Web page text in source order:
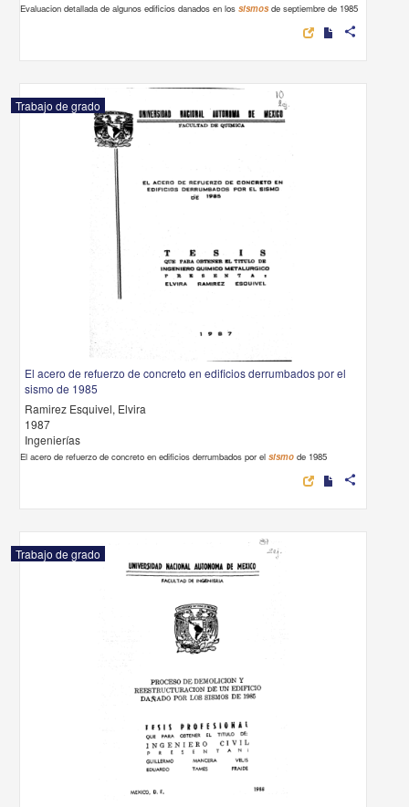
Evaluacion detallada de algunos edificios danados en lossismosde septiembre de 1985
share
Trabajo de grado
El acero de refuerzo de concreto en edificios derrumbados por el
sismo de 1985
Ramirez Esquivel, Elvira
1987
Ingenierías
El acero de refuerzo de concreto en edificios derrumbados por elsismo de 1985
share
Trabajo de grado